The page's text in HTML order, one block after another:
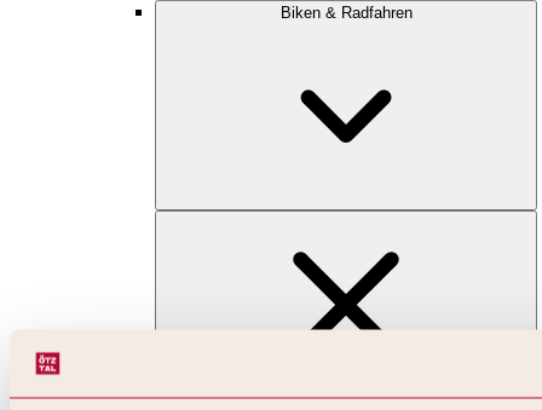
Biken & Radfahren